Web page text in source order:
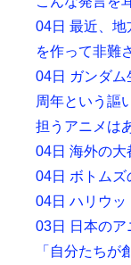
04日 最近、
を作って非難
04日 ガンダ
周年という謳
担うアニメは
04日 海外の大
04日 ボトムズ
04日 ハリウッ
03日 日本の
「自分たちが